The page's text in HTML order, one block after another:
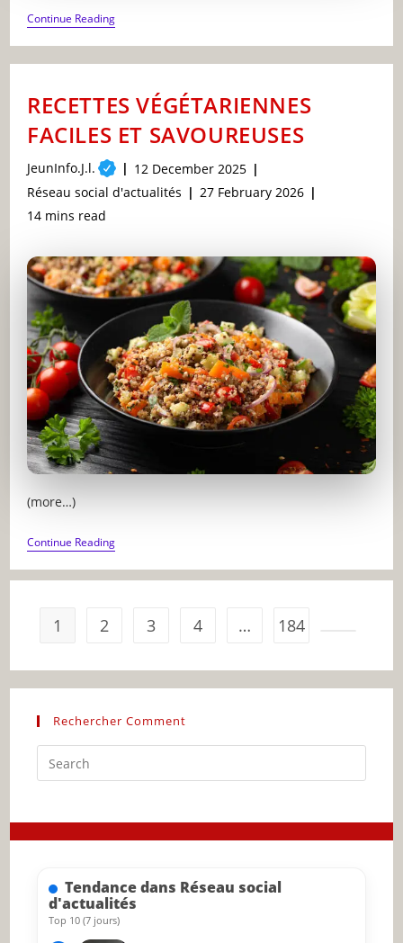
Continue ReadingTOP
5
DES
SPORTS
RESTER
EN
CONSEILS
PRATIQUES
RECETTES VÉGÉTARIENNES
FACILES ET SAVOUREUSES
Post
author:
JeunInfo.J.l.
Post
published:
12 December 2025
Post
category:
Réseau social d'actualités
Post
27 February 2026
Reading
14 mins read
(more…)
Continue ReadingRECETTES
VÉGÉTARIENNES
FACILES
ET
1 2 3 4 … 184
Rechercher Comment
close
the
Tendance dans Réseau social
d'actualités
Top 10 (7 jours)